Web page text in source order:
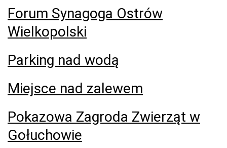
Forum Synagoga Ostrów
Wielkopolski
Parking nad wodą
Miejsce nad zalewem
Pokazowa Zagroda Zwierząt w
Gołuchowie